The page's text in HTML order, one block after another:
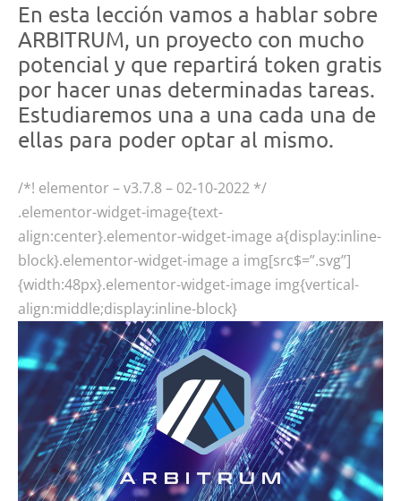
En esta lección vamos a hablar sobre
ARBITRUM, un proyecto con mucho
potencial y que repartirá token gratis
por hacer unas determinadas tareas.
Estudiaremos una a una cada una de
ellas para poder optar al mismo.
/*! elementor – v3.7.8 – 02-10-2022 */
.elementor-widget-image{text-
align:center}.elementor-widget-image a{display:inline-
block}.elementor-widget-image a img[src$=”.svg”]
{width:48px}.elementor-widget-image img{vertical-
align:middle;display:inline-block}